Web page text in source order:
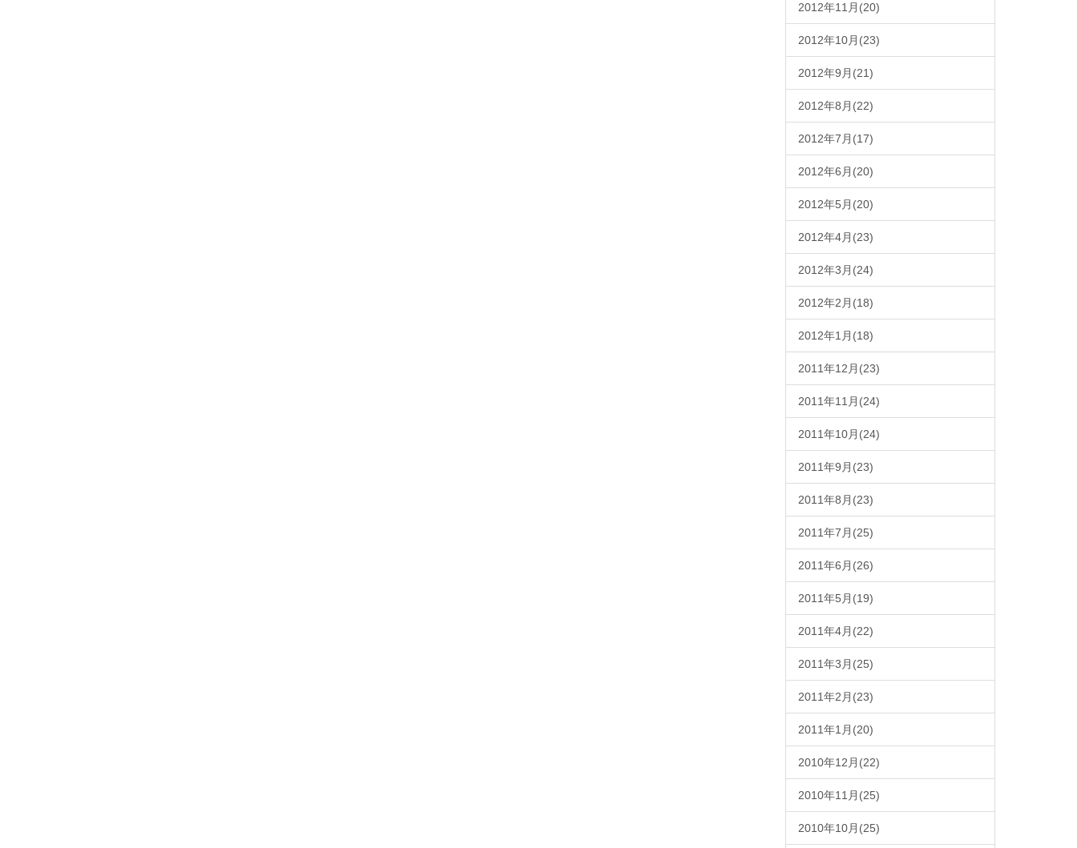
2012年11月(20)
2012年10月(23)
2012年9月(21)
2012年8月(22)
2012年7月(17)
2012年6月(20)
2012年5月(20)
2012年4月(23)
2012年3月(24)
2012年2月(18)
2012年1月(18)
2011年12月(23)
2011年11月(24)
2011年10月(24)
2011年9月(23)
2011年8月(23)
2011年7月(25)
2011年6月(26)
2011年5月(19)
2011年4月(22)
2011年3月(25)
2011年2月(23)
2011年1月(20)
2010年12月(22)
2010年11月(25)
2010年10月(25)